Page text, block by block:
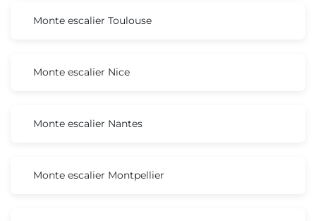
Monte escalier Toulouse
Monte escalier Nice
Monte escalier Nantes
Monte escalier Montpellier